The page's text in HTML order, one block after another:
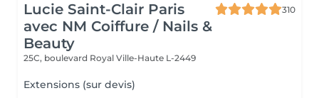
Lucie Saint-Clair Paris
avec NM Coiffure / Nails &
Beauty
310
25C, boulevard Royal Ville-Haute L-2449
Extensions (sur devis)